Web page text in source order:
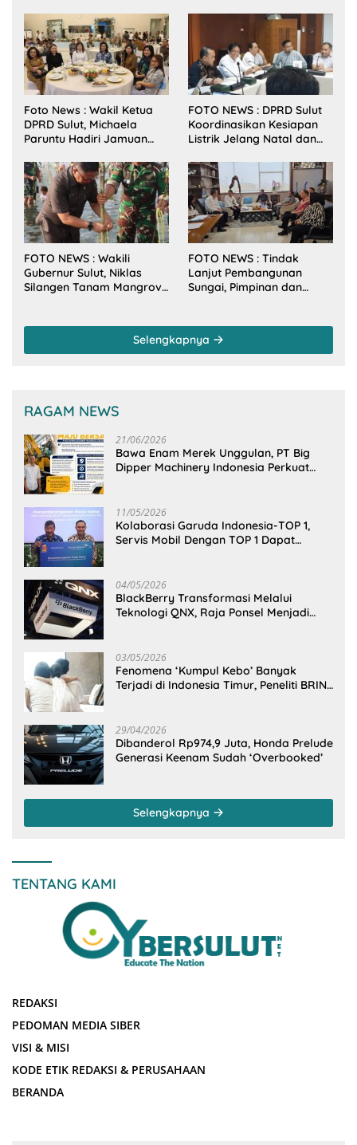
Foto News : Wakil Ketua
DPRD Sulut, Michaela
Paruntu Hadiri Jamuan
Sulut Bersama Wamenkes
RI
FOTO NEWS : DPRD Sulut
Koordinasikan Kesiapan
Listrik Jelang Natal dan
FOTO NEWS : Wakili
Gubernur Sulut, Niklas
Silangen Tanam Mangrove
FOTO NEWS : Tindak
Lanjut Pembangunan
Sungai, Pimpinan dan
Kementerian PU-RI
Selengkapnya
RAGAM NEWS
21/06/2026
Bawa Enam Merek Unggulan, PT Big
Dipper Machinery Indonesia Perkuat
11/05/2026
Kolaborasi Garuda Indonesia-TOP 1,
Servis Mobil Dengan TOP 1 Dapat
04/05/2026
BlackBerry Transformasi Melalui
Teknologi QNX, Raja Ponsel Menjadi
03/05/2026
Fenomena ‘Kumpul Kebo’ Banyak
Terjadi di Indonesia Timur, Peneliti BRIN
29/04/2026
Dibanderol Rp974,9 Juta, Honda Prelude
Generasi Keenam Sudah ‘Overbooked’
Selengkapnya
TENTANG KAMI
REDAKSI
PEDOMAN MEDIA SIBER
VISI & MISI
KODE ETIK REDAKSI & PERUSAHAAN
BERANDA